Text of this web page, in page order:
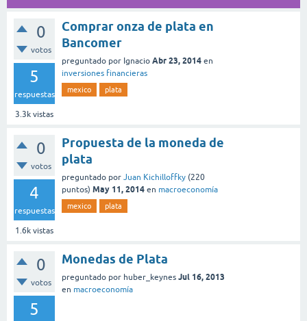
0
votos
5
respuestas
3.3k vistas
Comprar onza de plata en
Bancomer
preguntado por Ignacio Abr 23, 2014 en
inversiones financieras
mexico plata
0
votos
4
respuestas
1.6k vistas
Propuesta de la moneda de
plata
preguntado por Juan Kichilloffky (220
puntos) May 11, 2014 en macroeconomía
mexico plata
0
votos
5
Monedas de Plata
preguntado por huber_keynes Jul 16, 2013
en macroeconomía